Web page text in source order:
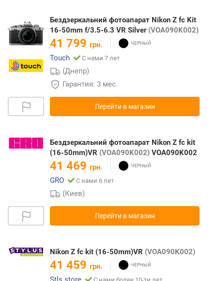
Бездзеркальний фотоапарат Nikon Z fc Kit
16-50mm f/3.5-6.3 VR Silver (VOA090K002)
41 799 грн.
Touch
С нами 7 лет
(Днепр)
Гарантия: 3 мес.
Перейти в магазин
Бездзеркальний фотоапарат Nikon Z fc kit
(16-50mm)VR (VOA090K002) VOA090K002
41 469 грн.
GRO
С нами 6 лет
(Киев)
Перейти в магазин
Nikon Z fc kit (16-50mm)VR (VOA090K002)
41 459 грн.
С нами более 10-ти лет